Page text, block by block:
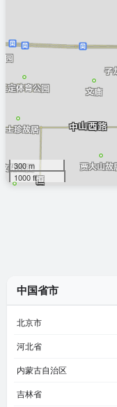
300 m
1000 ft
中国省市
北京市
河北省
内蒙古自治区
吉林省